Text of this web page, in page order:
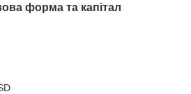
форма та капітал